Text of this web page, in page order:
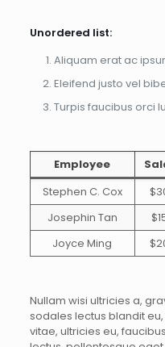
Unordered list:
Aliquam erat ac
Eleifend justo vel
Turpis faucibus orci
Employee
Stephen C. Cox
Josephin Tan
Joyce Ming
Nullam wisi ultricies a,
sodales lectus blandit
vitae, ultricies eu,